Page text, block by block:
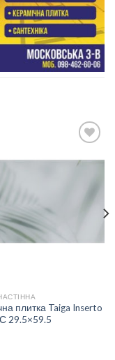
БАЖАНЬ
плитка Taiga Inserto
29.5×59.5